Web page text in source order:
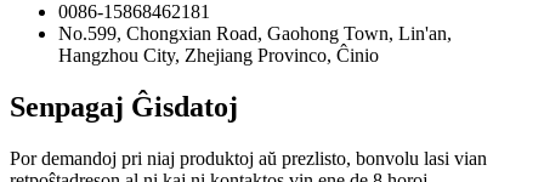
0086-15868462181
No.599, Chongxian Road, Gaohong Town, Lin'an,
Hangzhou City, Zhejiang Provinco, Ĉinio
Senpagaj Ĝisdatoj
Por demandoj pri niaj produktoj aŭ prezlisto, bonvolu lasi vian